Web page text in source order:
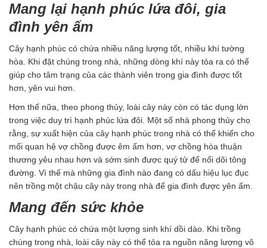
Mang lại hạnh phúc lứa đôi, gia
đình yên ấm
Cây hạnh phúc có chứa nhiều năng lượng tốt, nhiều khí tường
hòa. Khi đặt chúng trong nhà, những dòng khí này tỏa ra có thể
giúp cho tâm trạng của các thành viên trong gia đình được tốt
hơn, yên vui hơn.
Hơn thế nữa, theo phong thủy, loài cây này còn có tác dụng lớn
trong việc duy trì hạnh phúc lứa đôi. Một số nhà phong thủy cho
rằng, sự xuất hiện của cây hạnh phúc trong nhà có thể khiến cho
mối quan hệ vợ chồng được êm ấm hơn, vợ chồng hòa thuận
thương yêu nhau hơn và sớm sinh được quý tử để nối dõi tông
đường. Vì thế mà những gia đình nào đang có dấu hiệu lục đục
nên trồng một chậu cây này trong nhà để gia đình được yên ấm.
Mang đến sức khỏe
Cây hạnh phúc có chứa một lượng sinh khí dồi dào. Khi trồng
chúng trong nhà, loài cây này có thể tỏa ra nguồn năng lượng vô